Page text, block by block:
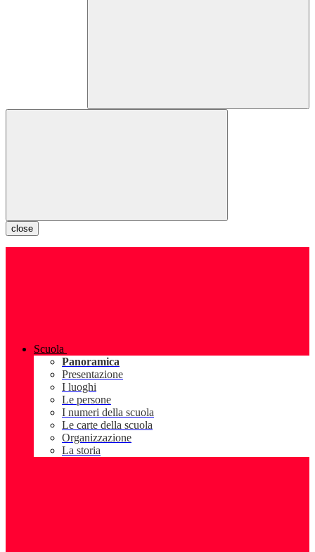
close
Scuola
Panoramica
Presentazione
I luoghi
Le persone
I numeri della scuola
Le carte della scuola
Organizzazione
La storia